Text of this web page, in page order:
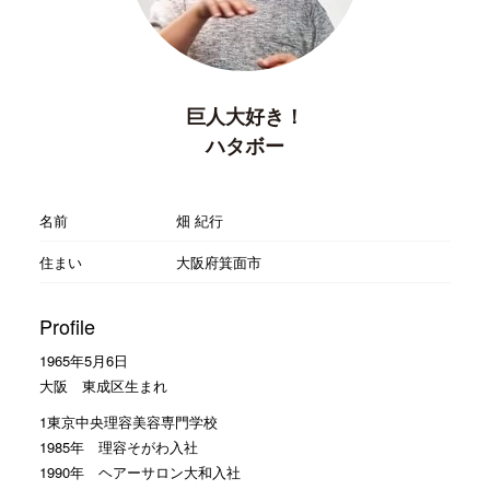
巨人大好き！
ハタボー
名前
畑 紀行
住まい
大阪府箕面市
Profile
1965年5月6日
大阪 東成区生まれ
1東京中央理容美容専門学校
1985年 理容そがわ入社
1990年 ヘアーサロン大和入社